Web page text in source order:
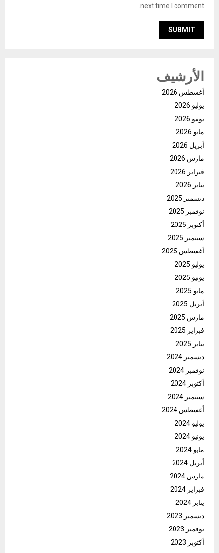
next time I comment.
الأرشيف
أغسطس 2026
يوليو 2026
يونيو 2026
مايو 2026
أبريل 2026
مارس 2026
فبراير 2026
يناير 2026
ديسمبر 2025
نوفمبر 2025
أكتوبر 2025
سبتمبر 2025
أغسطس 2025
يوليو 2025
يونيو 2025
مايو 2025
أبريل 2025
مارس 2025
فبراير 2025
يناير 2025
ديسمبر 2024
نوفمبر 2024
أكتوبر 2024
سبتمبر 2024
أغسطس 2024
يوليو 2024
يونيو 2024
مايو 2024
أبريل 2024
مارس 2024
فبراير 2024
يناير 2024
ديسمبر 2023
نوفمبر 2023
أكتوبر 2023